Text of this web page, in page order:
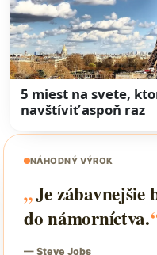
5 miest na svete,
navštíviť aspoň raz